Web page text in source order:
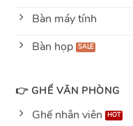
Bàn máy tính
Bàn họp
👉 GHẾ VĂN PHÒNG
Ghế nhân viên